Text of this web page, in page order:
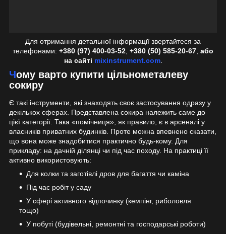
Для отримання детальної інформації звертайтеся за
телефонами: +380 (97) 400-03-52 +380 (50) 585-20-67 або
на сайті mixinstrument.com.
Чому варто купити цільнометалеву
сокиру
Є такі інструменти, які знаходять своє застосування одразу у
декількох сферах. Представлена сокира належить саме до
цієї категорії. Така «помічниця», як правило, є в арсеналі у
власників приватних будинків. Проте можна впевнено сказати,
що вона може знадобитися практично будь-кому. Для
прикладу: на дачній ділянці чи під час походу. На практиці її
активно використовують:
Для колки та заготівлі дров для багаття чи каміна
Під час робіт у саду
У сфері активного відпочинку (кемпінг, риболовля
тощо)
У побуті (будівельні, ремонтні та господарські роботи)